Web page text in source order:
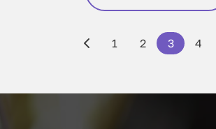
1 2 3 4